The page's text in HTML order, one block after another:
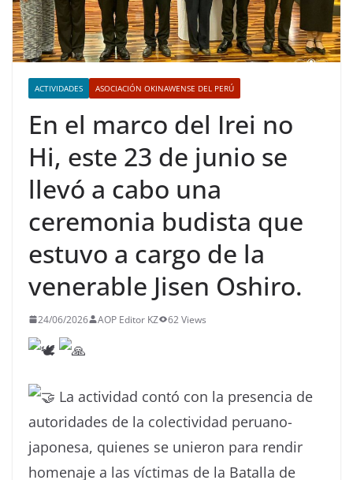
ACTIVIDADES ASOCIACIÓN OKINAWENSE DEL PERÚ
En el marco del Irei no
Hi, este 23 de junio se
llevó a cabo una
ceremonia budista que
estuvo a cargo de la
venerable Jisen Oshiro.
24/06/2026 AOP Editor KZ 62 Views
La actividad contó con la presencia de
autoridades de la colectividad peruano-
japonesa, quienes se unieron para rendir
homenaje a las víctimas de la Batalla de